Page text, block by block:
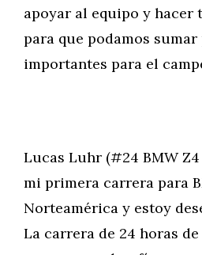
apoyar al equipo y hacer
para que podamos
importantes para el
Lucas Luhr (#24 BMW Z4
mi primera carrera para
Norteamérica y estoy
La carrera de 24 horas